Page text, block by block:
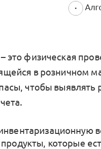
это физическая
в розничном
чтобы
которые